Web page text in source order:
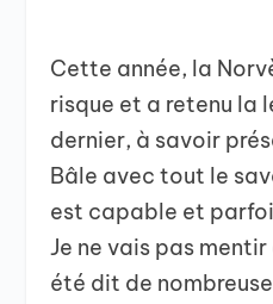
Cette année, la
risque et a retenu la
dernier, à savoir
Bâle avec tout le
est capable et
Je ne vais pas
été dit de